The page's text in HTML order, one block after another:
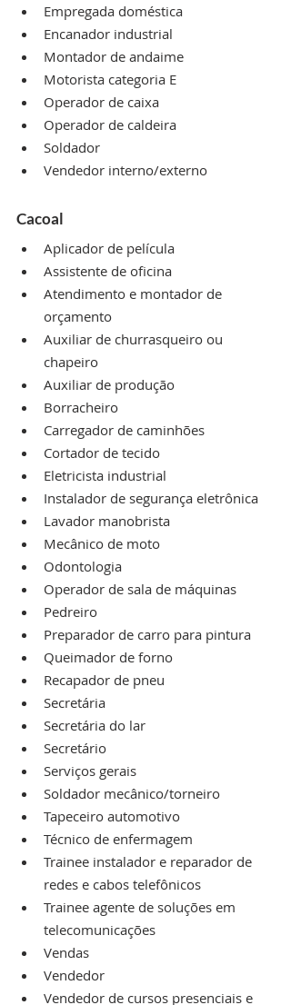
Empregada doméstica
Encanador industrial
Montador de andaime
Motorista categoria E
Operador de caixa
Operador de caldeira
Soldador
Vendedor interno/externo
Cacoal
Aplicador de película
Assistente de oficina
Atendimento e montador de
orçamento
Auxiliar de churrasqueiro ou
chapeiro
Auxiliar de produção
Borracheiro
Carregador de caminhões
Cortador de tecido
Eletricista industrial
Instalador de segurança eletrônica
Lavador manobrista
Mecânico de moto
Odontologia
Operador de sala de máquinas
Pedreiro
Preparador de carro para pintura
Queimador de forno
Recapador de pneu
Secretária
Secretária do lar
Secretário
Serviços gerais
Soldador mecânico/torneiro
Tapeceiro automotivo
Técnico de enfermagem
Trainee instalador e reparador de
redes e cabos telefônicos
Trainee agente de soluções em
telecomunicações
Vendas
Vendedor
Vendedor de cursos presenciais e